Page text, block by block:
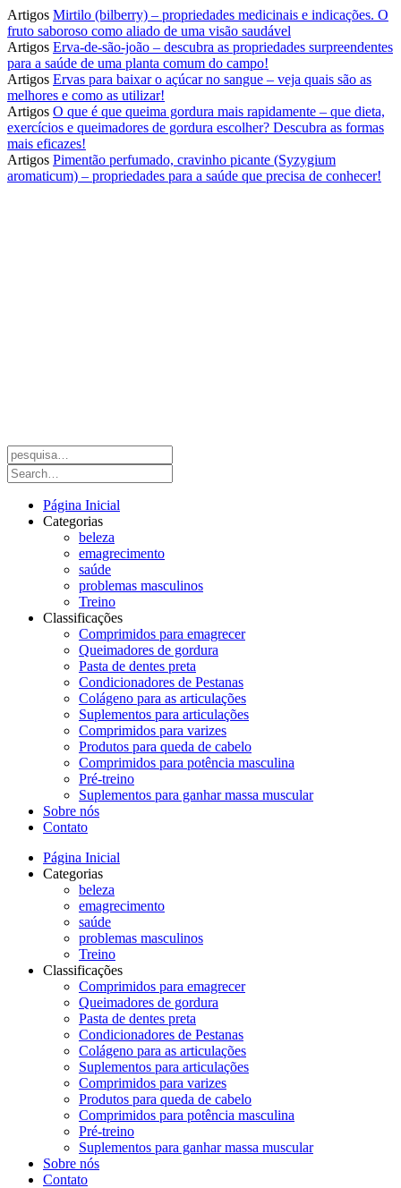
Artigos Mirtilo (bilberry) – propriedades medicinais e indicações. O
fruto saboroso como aliado de uma visão saudável
Artigos Erva-de-são-joão – descubra as propriedades surpreendentes
para a saúde de uma planta comum do campo!
Artigos Ervas para baixar o açúcar no sangue – veja quais são as
melhores e como as utilizar!
Artigos O que é que queima gordura mais rapidamente – que dieta,
exercícios e queimadores de gordura escolher? Descubra as formas
mais eficazes!
Artigos Pimentão perfumado, cravinho picante (Syzygium
aromaticum) – propriedades para a saúde que precisa de conhecer!
Página Inicial
Categorias
beleza
emagrecimento
saúde
problemas masculinos
Treino
Classificações
Comprimidos para emagrecer
Queimadores de gordura
Pasta de dentes preta
Condicionadores de Pestanas
Colágeno para as articulações
Suplementos para articulações
Comprimidos para varizes
Produtos para queda de cabelo
Comprimidos para potência masculina
Pré-treino
Suplementos para ganhar massa muscular
Sobre nós
Contato
Página Inicial
Categorias
beleza
emagrecimento
saúde
problemas masculinos
Treino
Classificações
Comprimidos para emagrecer
Queimadores de gordura
Pasta de dentes preta
Condicionadores de Pestanas
Colágeno para as articulações
Suplementos para articulações
Comprimidos para varizes
Produtos para queda de cabelo
Comprimidos para potência masculina
Pré-treino
Suplementos para ganhar massa muscular
Sobre nós
Contato